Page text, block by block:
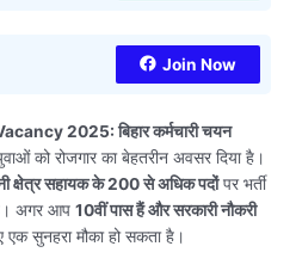
Join Now
2025:बिहार कर्मचारी चयन
को रोजगार का बेहतरीन अवसर दिया है।
क्षेत्र सहायक के 200 से अधिक पदोंपर भर्ती
अगर आप10वीं पास हैं और सरकारी नौकरी
सुनहरा मौका हो सकता है।